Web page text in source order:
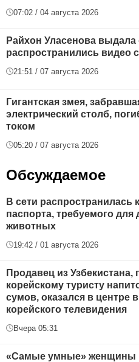
07:02 / 04 августа 2026
Райхон Уласенова
распространились видео
21:51 / 07 августа 2026
Гигантская змея,
электрический столб,
током
05:20 / 07 августа 2026
Обсуждаемое
В сети распространилась
паспорта, требуемого
животных
19:42 / 01 августа 2026
Продавец из
корейскому туристу
сумов, оказался в центре
корейского телевидения
Вчера 05:31
«Самые умные» женщины